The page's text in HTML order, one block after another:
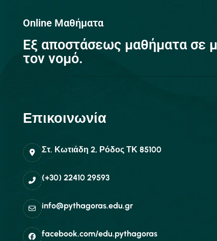
Online Μαθήματα
Eξ αποστάσεως μαθήματα σε
τον νομό.
Επικοινωνία
Στ. Κωτιάδη 2, Ρόδος ΤΚ 85100
(+30) 22410 29593
info@pythagoras.edu.gr
facebook.com/edu.pythagoras